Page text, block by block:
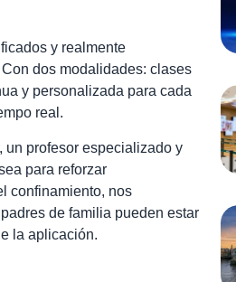
y realmente
dos modalidades: clases
y personalizada para cada
real.
un profesor especializado y
para reforzar
confinamiento, nos
de familia pueden estar
la aplicación.